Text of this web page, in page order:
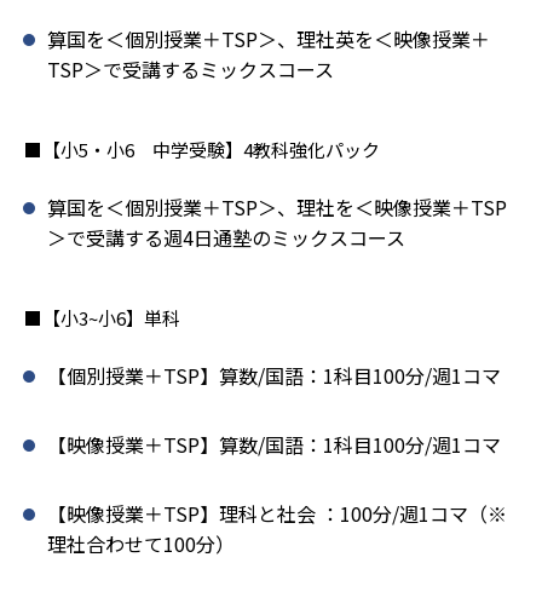
算国を＜個別授業＋TSP＞、理社英を＜映像授業＋
TSP＞で受講するミックスコース
■【小5・小6 中学受験】4教科強化パック
算国を＜個別授業＋TSP＞、理社を＜映像授業＋TSP
＞で受講する週4日通塾のミックスコース
■【小3~小6】単科
【個別授業＋TSP】算数/国語：1科目100分/週1コマ
【映像授業＋TSP】算数/国語：1科目100分/週1コマ
【映像授業＋TSP】理科と社会 ：100分/週1コマ（※
理社合わせて100分）